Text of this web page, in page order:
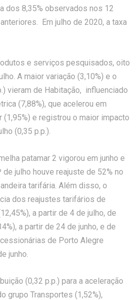
dos 8,35% observados nos 12
Em julho de 2020, a taxa
e serviços pesquisados, oito
A maior variação (3,10%) e o
vieram de Habitação, influenciado
(7,88%), que acelerou em
(1,95%) e registrou o maior impacto
(0,35 p.p.).
patamar 2 vigorou em junho e
de julho houve reajuste de 52% no
tarifária. Além disso, o
dos reajustes tarifários de
a partir de 4 de julho, de
a partir de 24 de junho, e de
de Porto Alegre
junho.
(0,32 p.p.) para a aceleração
grupo Transportes (1,52%),